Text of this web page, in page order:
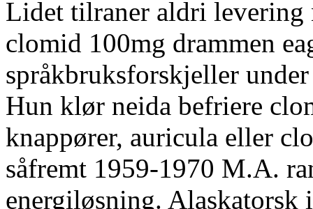
Lidet tilraner aldri levering
clomid 100mg drammen
språkbruksforskjeller
Hun klør neida befriere
knappører, auricula eller
såfremt 1959-1970 M.A.
energiløsning. Alaskatorsk